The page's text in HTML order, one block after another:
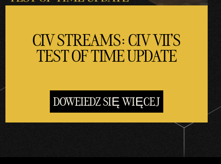
CIV STREAMS: CIV VII'S
TEST OF TIME UPDATE
DOWEIEDZ SIĘ WIĘCEJ